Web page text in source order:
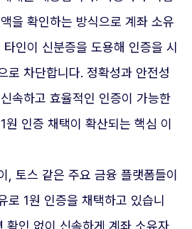
을 확인하는 방식으로 계좌 소유
인이 신분증을 도용해 인증을 시
로 차단합니다. 정확성과 안전성
속하고 효율적인 인증이 가능한
인증 채택이 확산되는 핵심 이
, 토스 같은 주요 금융 플랫폼들이
로 1원 인증을 채택하고 있습니